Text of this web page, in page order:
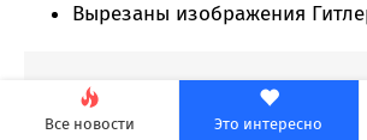
Все новости Это интересно
Вырезаны изображения